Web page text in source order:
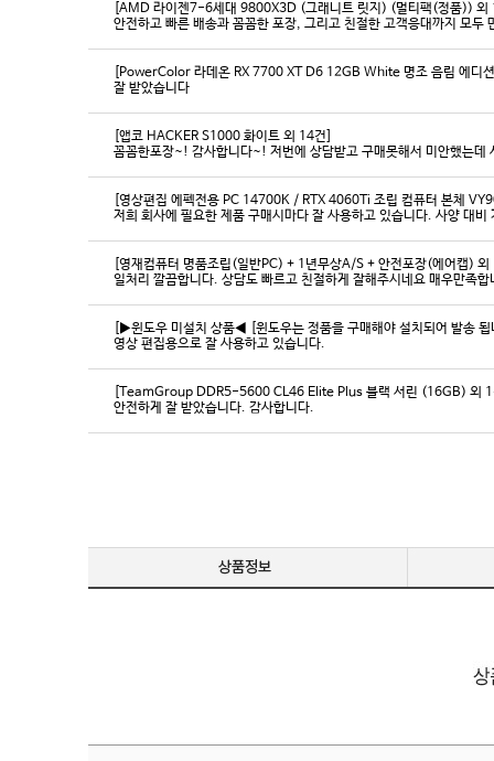
[AMD 라이젠7-6세대 9800X3D (그래니트 릿지) (멀티팩(정품)) 외
[PowerColor 라데온 RX 7700 XT D6 12GB White 명조 음림 에디
잘 받았습니다
[앱코 HACKER S1000 화이트 외 14건]
꼼꼼한포장~! 감사합니다~! 저번에 상담받고 구매못해서 미안했는
[영상편집 에펙전용 PC 14700K / RTX 4060Ti 조립 컴퓨터 본체
[영재컴퓨터 명품조립(일반PC) + 1년무상A/S + 안전포장(에어캡)
일처리 깔끔합니다. 상담도 빠르고 친절하게 잘해주시네요 매우만족
[▶윈도우 미설치 상품◀ [윈도우는 정품을 구매해야 설치되어 발송
영상 편집용으로 잘 사용하고 있습니다.
[TeamGroup DDR5-5600 CL46 Elite Plus 블랙 서린 (16GB) 외
안전하게 잘 받았습니다. 감사합니다.